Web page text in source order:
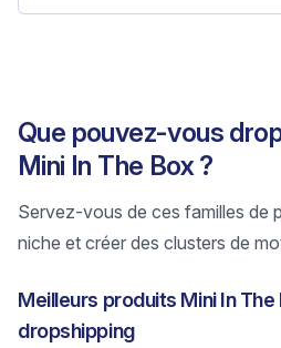
Que pouvez-vous
Mini In The Box ?
Servez-vous de ces familles de
niche et créer des clusters de
Meilleurs produits Mini In The
dropshipping